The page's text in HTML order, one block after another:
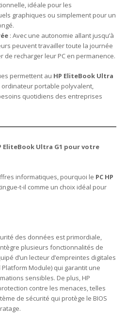
idéale pour les
graphiques ou simplement pour un
: Avec une autonomie allant jusqu’à
peuvent travailler toute la journée
de recharger leur PC en permanence.
permettent au HP EliteBook Ultra
ordinateur portable polyvalent,
quotidiens des entreprises
EliteBook Ultra G1 pour votre
informatiques, pourquoi le PC HP
t-il comme un choix idéal pour
des données est primordiale,
plusieurs fonctionnalités de
d’un lecteur d’empreintes digitales
Platform Module) qui garantit une
sensibles. De plus, HP
contre les menaces, telles
de sécurité qui protège le BIOS